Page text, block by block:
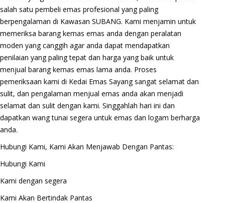
salah satu pembeli emas profesional yang paling
berpengalaman di Kawasan SUBANG. Kami menjamin untuk
memeriksa barang kemas emas anda dengan peralatan
moden yang canggih agar anda dapat mendapatkan
penilaian yang paling tepat dan harga yang baik untuk
menjual barang kemas emas lama anda. Proses
pemeriksaan kami di Kedai Emas Sayang sangat selamat dan
sulit, dan pengalaman menjual emas anda akan menjadi
selamat dan sulit dengan kami. Singgahlah hari ini dan
dapatkan wang tunai segera untuk emas dan logam berharga
anda.
Hubungi Kami, Kami Akan Menjawab Dengan Pantas:
Hubungi Kami
Kami dengan segera
Kami Akan Bertindak Pantas